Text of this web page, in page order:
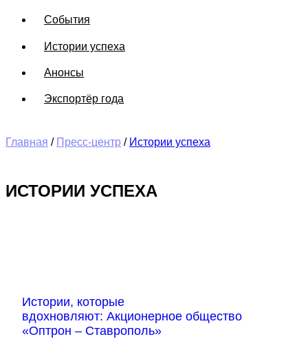
События
Истории успеха
Анонсы
Экспортёр года
Главная / Пресс-центр / Истории успеха
ИСТОРИИ УСПЕХА
Истории, которые
вдохновляют: Акционерное общество
«Оптрон – Ставрополь»